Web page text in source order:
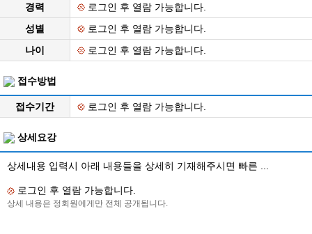
경력
로그인 후 열람 가능합니다.
성별
로그인 후 열람 가능합니다.
나이
로그인 후 열람 가능합니다.
접수방법
접수기간 로그인 후 열람 가능합니다.
상세요강
상세내용 입력시 아래 내용들을 상세히 기재해주시면 빠른 ...
로그인 후 열람 가능합니다.
상세 내용은 정회원에게만 전체 공개됩니다.